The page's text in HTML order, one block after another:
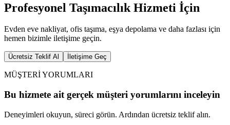
Profesyonel Taşımacılık Hizmeti İçin
Evden eve nakliyat, ofis taşıma, eşya depolama ve daha fazlası için
hemen bizimle iletişime geçin.
Ücretsiz Teklif Al İletişime Geç
MÜŞTERİ YORUMLARI
Bu hizmete ait gerçek müşteri yorumlarını inceleyin
Deneyimleri okuyun, süreci görün. Ardından ücretsiz teklif alın.